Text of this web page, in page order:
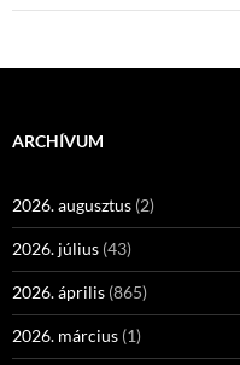
ARCHÍVUM
2026. augusztus (2)
2026. július (43)
2026. április (865)
2026. március (1)